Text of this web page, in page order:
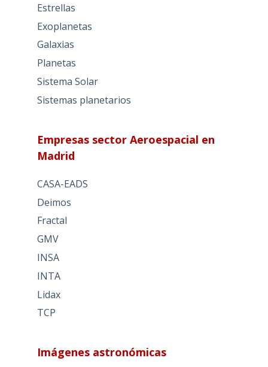
Estrellas
Exoplanetas
Galaxias
Planetas
Sistema Solar
Sistemas planetarios
Empresas sector Aeroespacial en
Madrid
CASA-EADS
Deimos
Fractal
GMV
INSA
INTA
Lidax
TCP
Imágenes astronómicas